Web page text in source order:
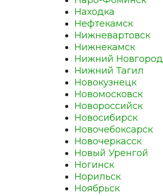
Находка
Нефтекамск
Нижневартовск
Нижнекамск
Нижний Новгород
Нижний Тагил
Новокузнецк
Новомосковск
Новороссийск
Новосибирск
Новочебоксарск
Новочеркасск
Новый Уренгой
Ногинск
Норильск
Ноябрьск